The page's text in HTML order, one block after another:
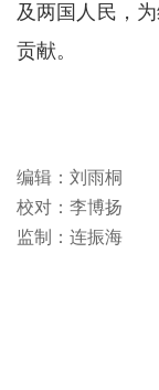
及两国人民，
贡献。
编辑：刘雨桐
校对：李博扬
监制：连振海